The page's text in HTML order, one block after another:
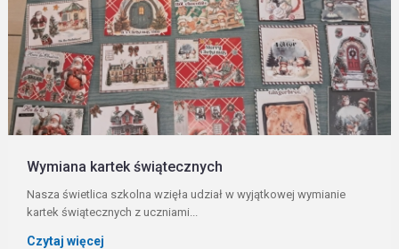
Wymiana kartek świątecznych
Nasza świetlica szkolna wzięła udział w wyjątkowej wymianie
kartek świątecznych z uczniami...
Czytaj więcej